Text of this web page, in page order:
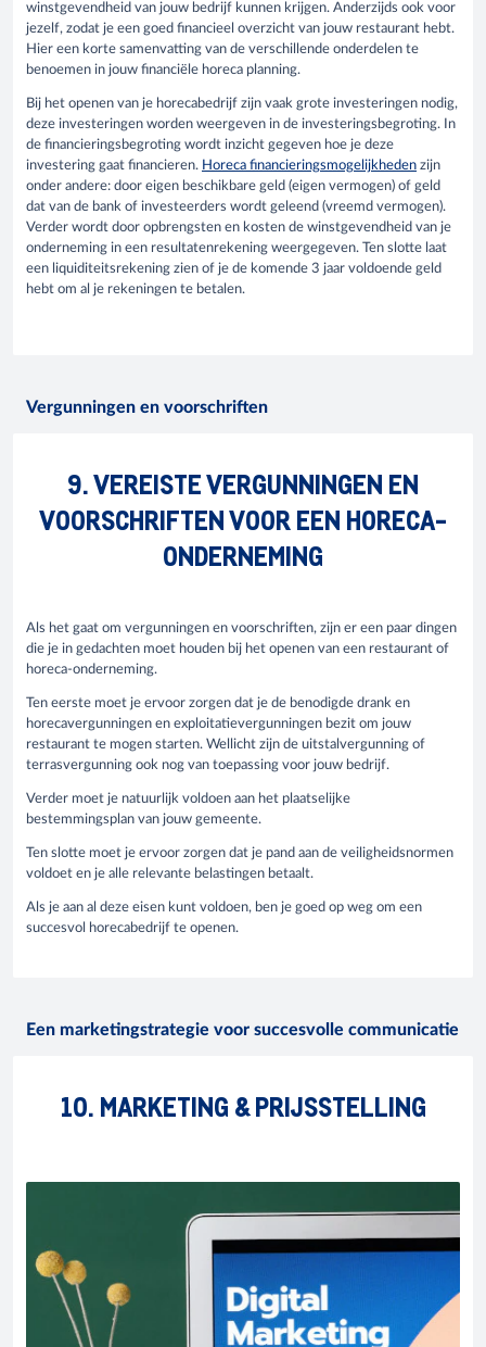
winstgevendheid van jouw bedrijf kunnen krijgen. Anderzijds ook voor
jezelf, zodat je een goed financieel overzicht van jouw restaurant hebt.
Hier een korte samenvatting van de verschillende onderdelen te
benoemen in jouw financiële horeca planning.
Bij het openen van je horecabedrijf zijn vaak grote investeringen nodig,
deze investeringen worden weergeven in de investeringsbegroting. In
de financieringsbegroting wordt inzicht gegeven hoe je deze
investering gaat financieren. Horeca financieringsmogelijkheden zijn
onder andere: door eigen beschikbare geld (eigen vermogen) of geld
dat van de bank of investeerders wordt geleend (vreemd vermogen).
Verder wordt door opbrengsten en kosten de winstgevendheid van je
onderneming in een resultatenrekening weergegeven. Ten slotte laat
een liquiditeitsrekening zien of je de komende 3 jaar voldoende geld
hebt om al je rekeningen te betalen.
Vergunningen en voorschriften
9. VEREISTE VERGUNNINGEN EN
VOORSCHRIFTEN VOOR EEN HORECA-
ONDERNEMING
Als het gaat om vergunningen en voorschriften, zijn er een paar dingen
die je in gedachten moet houden bij het openen van een restaurant of
horeca-onderneming.
Ten eerste moet je ervoor zorgen dat je de benodigde drank en
horecavergunningen en exploitatievergunningen bezit om jouw
restaurant te mogen starten. Wellicht zijn de uitstalvergunning of
terrasvergunning ook nog van toepassing voor jouw bedrijf.
Verder moet je natuurlijk voldoen aan het plaatselijke
bestemmingsplan van jouw gemeente.
Ten slotte moet je ervoor zorgen dat je pand aan de veiligheidsnormen
voldoet en je alle relevante belastingen betaalt.
Als je aan al deze eisen kunt voldoen, ben je goed op weg om een
succesvol horecabedrijf te openen.
Een marketingstrategie voor succesvolle communicatie
10. MARKETING & PRIJSSTELLING